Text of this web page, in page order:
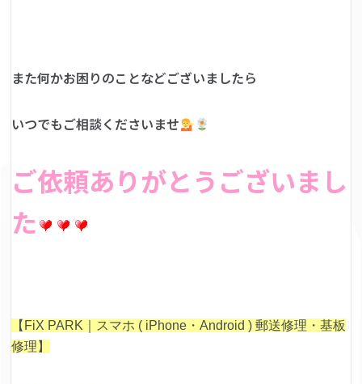
また何かお困りのことなどございましたら
いつでもご相談くださいませ
ご依頼ありがとうございまし
た
【FiX PARK｜スマホ ( iPhone・Android ) 郵送修理・基板
修理】